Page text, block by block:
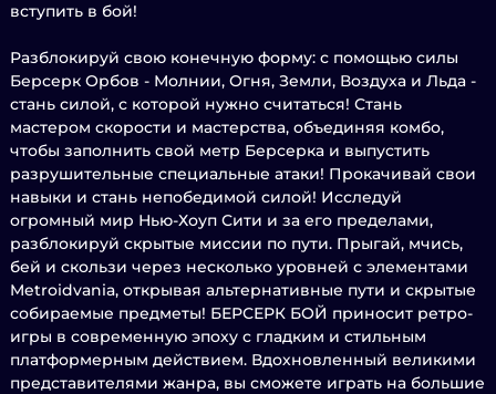
вступить в бой!
Разблокируй свою конечную форму: с помощью силы
Берсерк Орбов - Молнии, Огня, Земли, Воздуха и Льда -
стань силой, с которой нужно считаться! Стань
мастером скорости и мастерства, объединяя комбо,
чтобы заполнить свой метр Берсерка и выпустить
разрушительные специальные атаки! Прокачивай свои
навыки и стань непобедимой силой! Исследуй
огромный мир Нью-Хоуп Сити и за его пределами,
разблокируй скрытые миссии по пути. Прыгай, мчись,
бей и скользи через несколько уровней с элементами
Metroidvania, открывая альтернативные пути и скрытые
собираемые предметы! БЕРСЕРК БОЙ приносит ретро-
игры в современную эпоху с гладким и стильным
платформерным действием. Вдохновленный великими
представителями жанра, вы сможете играть на большие